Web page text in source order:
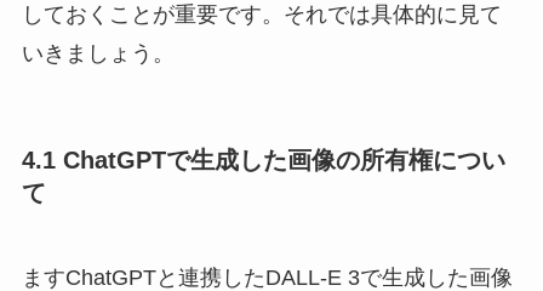
しておくことが重要です。それでは具体的に見て
いきましょう。
4.1 ChatGPTで生成した画像の所有権につい
て
ますChatGPTと連携したDALL-E 3で生成した画像